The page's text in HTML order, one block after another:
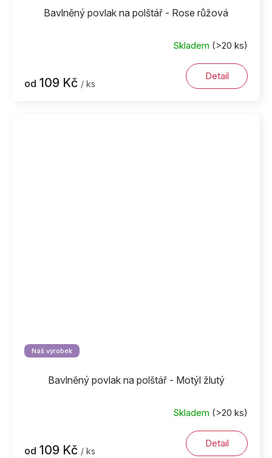
Bavlněný povlak na polštář - Rose růžová
Skladem (>20 ks)
od 109 Kč / ks
Detail
Náš výrobek
Bavlněný povlak na polštář - Motýl žlutý
Skladem (>20 ks)
od 109 Kč / ks
Detail